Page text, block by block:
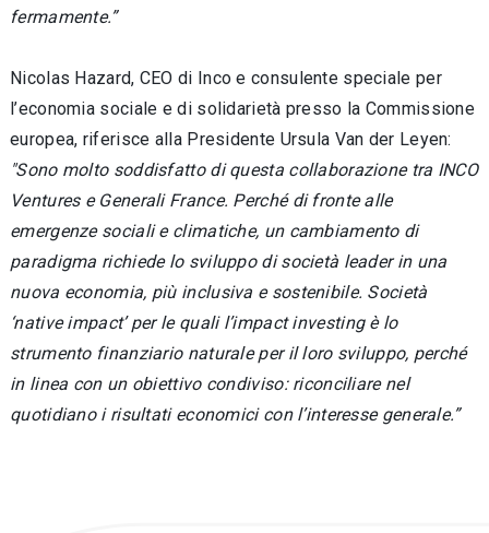
fermamente.”
Nicolas Hazard, CEO di Inco e consulente speciale per
l’economia sociale e di solidarietà presso la Commissione
europea, riferisce alla Presidente Ursula Van der Leyen:
"Sono molto soddisfatto di questa collaborazione tra INCO
Ventures e Generali France. Perché di fronte alle
emergenze sociali e climatiche, un cambiamento di
paradigma richiede lo sviluppo di società leader in una
nuova economia, più inclusiva e sostenibile. Società
‘native impact’ per le quali l’impact investing è lo
strumento finanziario naturale per il loro sviluppo, perché
in linea con un obiettivo condiviso: riconciliare nel
quotidiano i risultati economici con l’interesse generale.”